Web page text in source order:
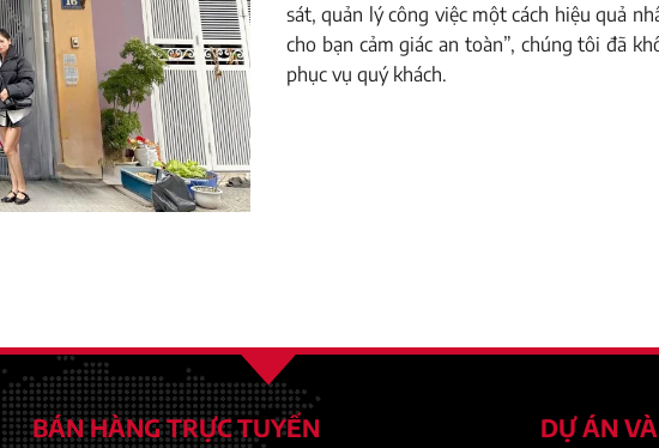
sát, quản lý công việc một cách hiệu quả
cho bạn cảm giác an toàn”, chúng tôi đã
phục vụ quý khách.
BÁN HÀNG TRỰC TUYẾN DỰ ÁN